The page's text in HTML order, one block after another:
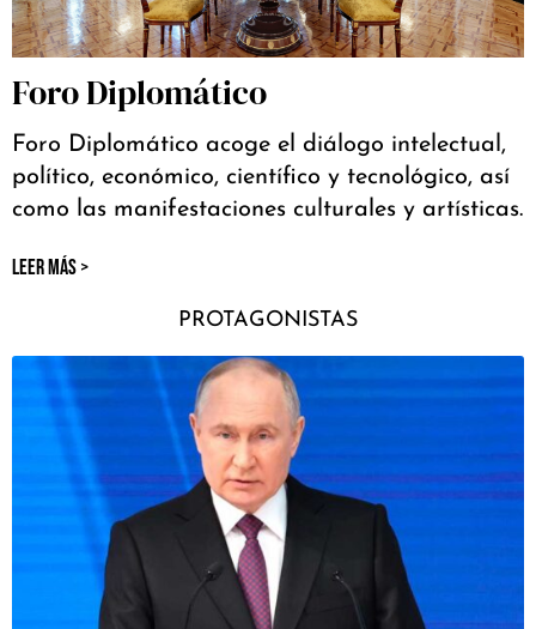
Foro Diplomático
Foro Diplomático acoge el diálogo intelectual,
político, económico, científico y tecnológico, así
como las manifestaciones culturales y artísticas.
LEER MÁS >
PROTAGONISTAS